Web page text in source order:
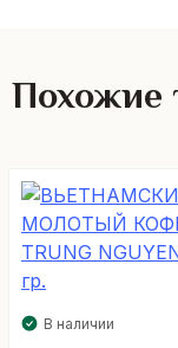
Похожие
В наличии